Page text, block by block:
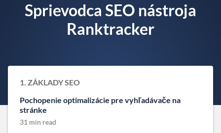
Sprievodca SEO nástroja
Ranktracker
1. ZÁKLADY SEO
Pochopenie optimalizácie pre vyhľadávače na
stránke
31 min read